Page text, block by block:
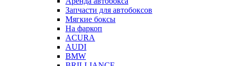
Запчасти для автобоксов
Мягкие боксы
На фаркоп
ACURA
AUDI
BMW